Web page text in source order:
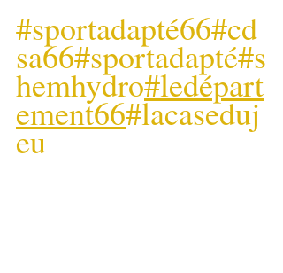
#sportadapté66#cd
sa66#sportadapté#s
hemhydro#ledépart
ement66#lacaseduj
eu